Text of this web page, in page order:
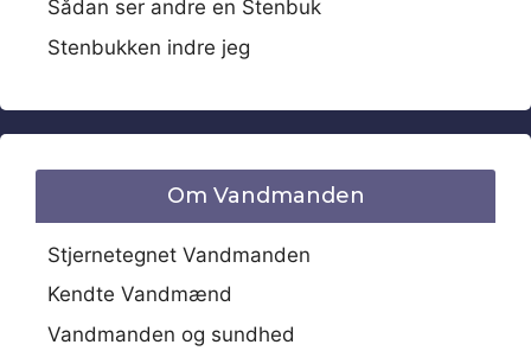
Sådan ser andre en Stenbuk
Stenbukken indre jeg
Om Vandmanden
Stjernetegnet Vandmanden
Kendte Vandmænd
Vandmanden og sundhed